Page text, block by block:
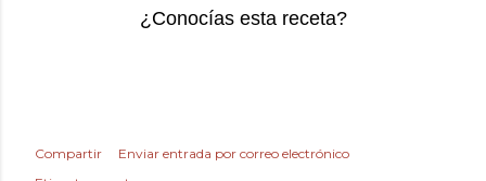
¿Conocías esta receta?
Compartir
Enviar entrada por correo electrónico